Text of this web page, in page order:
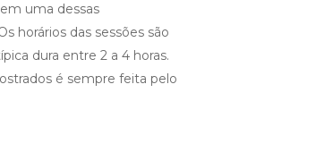
uma dessas
horários das sessões são
dura entre 2 a 4 horas.
é sempre feita pelo